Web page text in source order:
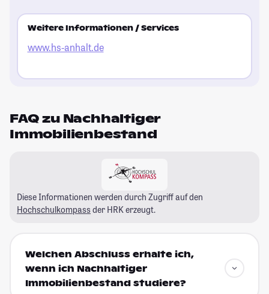
Weitere Informationen / Services
www.hs-anhalt.de
FAQ zu Nachhaltiger
Immobilienbestand
Diese Informationen werden durch Zugriff auf den
Hochschulkompass der HRK erzeugt.
Welchen Abschluss erhalte ich,
wenn ich Nachhaltiger
Immobilienbestand studiere?